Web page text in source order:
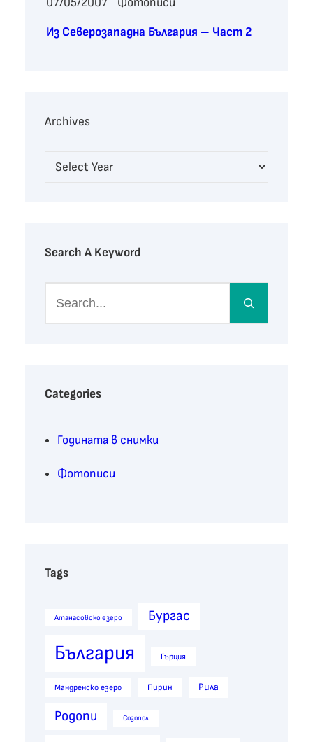
Из Северозападна България – Част 2
Archives
Search A Keyword
h
Categories
Годината в снимки
Фотописи
Tags
Атанасовско езеро Бургас
България Гърция
Мандренско езеро Пирин Рила
Родопи Созопол